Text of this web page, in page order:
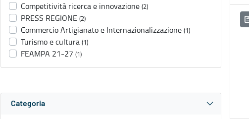
Competitività ricerca e innovazione (2)
PRESS REGIONE (2)
Commercio Artigianato e Internazionalizzazione (1)
Turismo e cultura (1)
FEAMPA 21-27 (1)
Categoria